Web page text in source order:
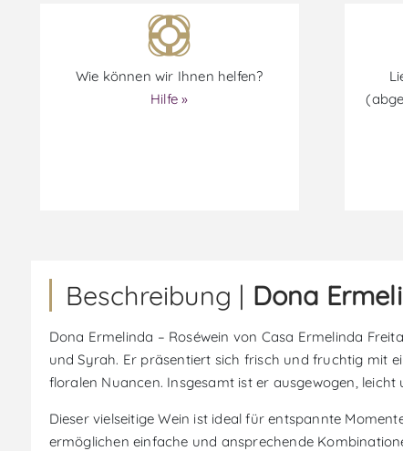
Wie können wir Ihnen helfen?
Hilfe »
Beschreibung | Dona
Dona Ermelinda – Roséwein von Casa Ermelinda
und Syrah. Er präsentiert sich frisch und fruchtig mit
floralen Nuancen. Insgesamt ist er ausgewogen,
Dieser vielseitige Wein ist ideal für entspannte
ermöglichen einfache und ansprechende